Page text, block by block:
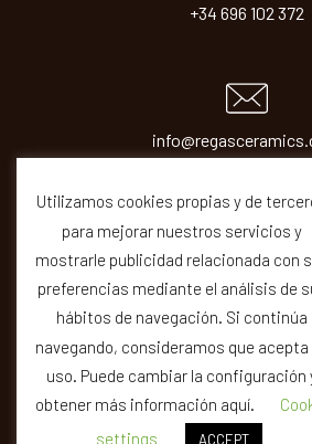
+34 696 102 372
© REGAS · Legal Privacity
Utilizamos cookies propias y de
para mejorar nuestros servicios y
mostrarle publicidad relacionada con
preferencias mediante el análisis de
hábitos de navegación. Si continúa
navegando, consideramos que acepta
uso. Puede cambiar la configuración
obtener más información aquí.
settings
ACCEPT